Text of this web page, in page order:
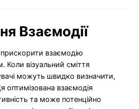
Взаємодії
взаємодію
Коли візуальний сміття
можуть швидко визначити,
оптимізована взаємодія
та може потенційно